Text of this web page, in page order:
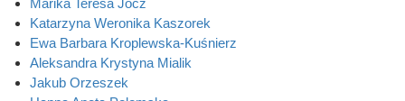
Marika Teresa Jocz
Katarzyna Weronika Kaszorek
Ewa Barbara Kroplewska-Kuśnierz
Aleksandra Krystyna Mialik
Jakub Orzeszek